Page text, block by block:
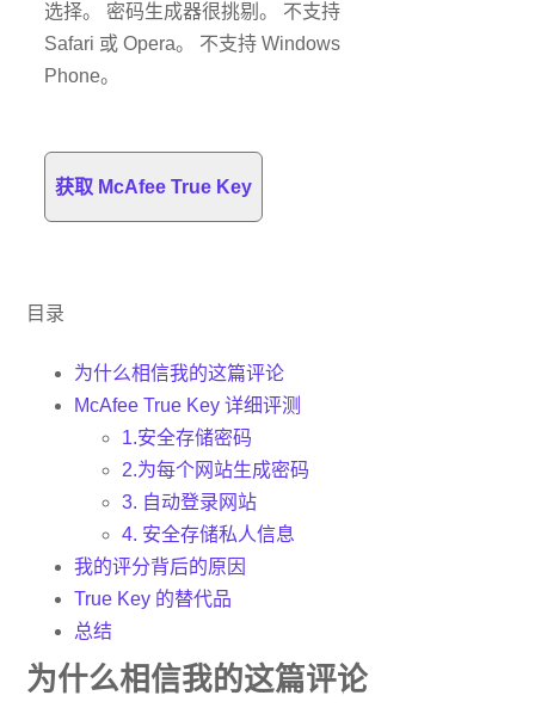
选择。 密码生成器很挑剔。 不支持
Safari 或 Opera。 不支持 Windows
Phone。
获取 McAfee True Key
目录
为什么相信我的这篇评论
McAfee True Key 详细评测
1.安全存储密码
2.为每个网站生成密码
3. 自动登录网站
4. 安全存储私人信息
我的评分背后的原因
True Key 的替代品
总结
为什么相信我的这篇评论